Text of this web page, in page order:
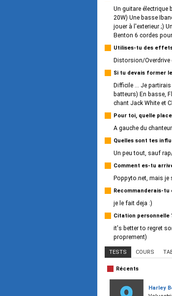
Un guitare électrique
20W) Une basse
jouer à l'exterieur ;)
Benton 6 cordes
Utilises-tu des
Distorsion/Overdrive
Si tu devais former
Difficile ... Je
batteurs) En basse,
chant Jack White et
Pour toi, quelle
A gauche du chanteur
Quelles sont tes
Un peu tout, sauf
Comment es-tu
Poppyto.net, mais
Recommanderais-
je le fait deja :)
Citation personnelle
it's better to regret
proprement)
TESTS COURS
Récents
Harley